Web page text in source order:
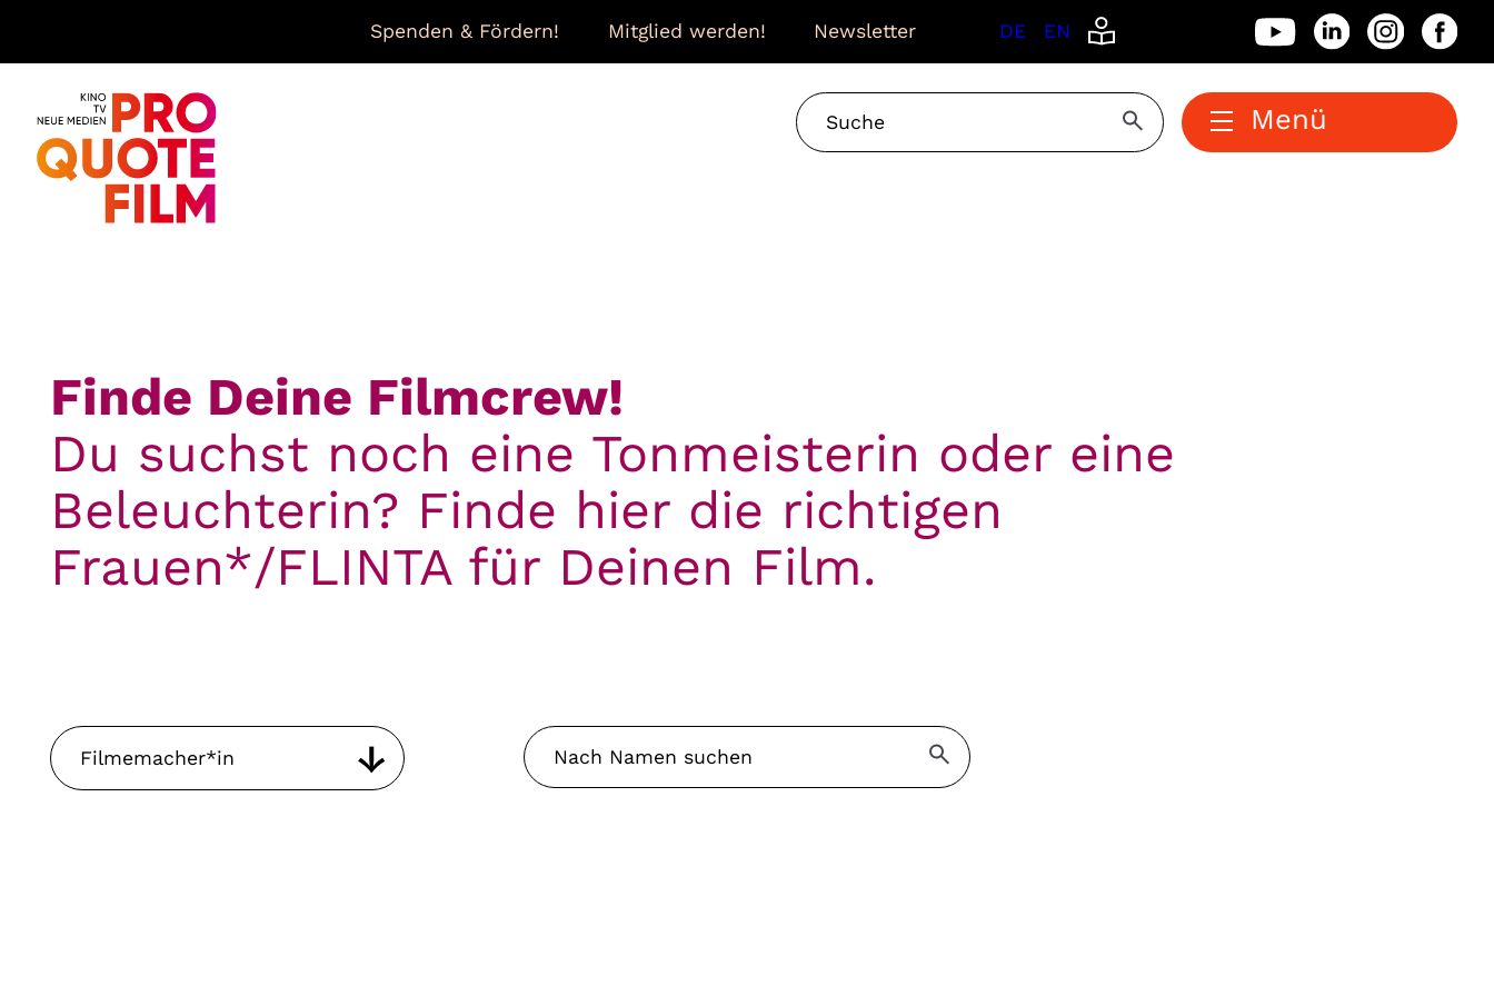
Spenden & Fördern! Mitglied werden! Newsletter DE EN
Menü
Finde Deine Filmcrew!
Du suchst noch eine Tonmeisterin oder eine
Beleuchterin? Finde hier die richtigen
Frauen*/FLINTA für Deinen Film.
Filmemacher*in